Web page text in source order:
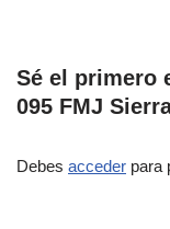
Sé el primero
095 FMJ
Debes acceder para